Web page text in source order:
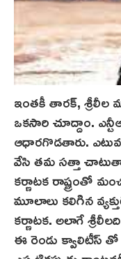
ఇంతకీ తారక్,
ఒకసారి చూద్దాం.
ఆధార‌గొడతారు.
వేసి తమ సత్తా
కర్ణాటక రాష్ట్రంతో
మూలాలు కలిగిన
కర్ణాటక. అలాగే
ఈ రెండు క్వాలిటీస్ తో